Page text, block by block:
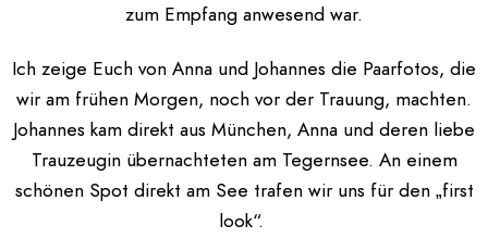
zum Empfang anwesend war.
Ich zeige Euch von Anna und Johannes die Paarfotos, die
wir am frühen Morgen, noch vor der Trauung, machten.
Johannes kam direkt aus München, Anna und deren liebe
Trauzeugin übernachteten am Tegernsee. An einem
schönen Spot direkt am See trafen wir uns für den „first
look“.